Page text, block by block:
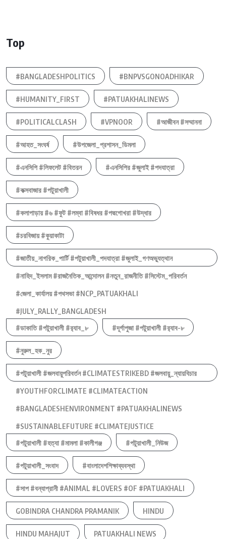
Top
#BANGLADESHPOLITICS #BNPVSGONOADHIKAR
#HUMANITY_FIRST #PATUAKHALINEWS
#POLITICALCLASH #VPNOOR #আজীবন #সম্মাননা
#আহত_সংঘর্ষ #উপজেলা_প্রশাসন_ডিমলা
#এনসিপি #লিফলেট #বিতরন #এনসিপির #জুলাই #পদযাত্রা
#কক্সবাজার #পটুয়াখালী
#কলাপাড়ায় #৬ #ফুট #লম্বা #বিষধর #পদ্মগোখরা #উদ্ধার
#চরবিজায় #কুয়াকাটা
#জাতীয়_নাগরিক_পার্টি #পটুয়াখালী_পদযাত্রা #জুলাই_গণঅভ্যুত্থান
#নাহিদ_ইসলাম #রাজনৈতিক_আন্দোলন #নতুন_রাজনীতি #সিস্টেম_পরিবর্তন
#জেলা_কার্যালয় #পথসভা #NCP_PATUAKHALI
#JULY_RALLY_BANGLADESH
#ডাকাতি #পটুয়াখালী #র‍্যাব_৮
#দূর্গাপুজা #পটুয়াখালী #র‍্যাব-৮
#নুরুল_হক_নুর
#পটুয়াখালী #জলবায়ুপরিবর্তন #CLIMATESTRIKEBD #জলবায়ু_ন্যায়বিচার
#YOUTHFORCLIMATE #CLIMATEACTION
#BANGLADESHENVIRONMENT #PATUAKHALINEWS
#SUSTAINABLEFUTURE #CLIMATEJUSTICE
#পটুয়াখালী #হত্যা #মামলা #কালীগঞ্জ
#পটুয়াখালী_নিউজ
#পটুয়াখালী_সংবাদ #বাংলাদেশশিক্ষাব্যবস্থা
#সাপ #বন্যাপ্রানী #ANIMAL #LOVERS #OF #PATUAKHALI
GOBINDRA CHANDRA PRAMANIK HINDU
HINDU MAHAJUT PATUAKHALI NEWS